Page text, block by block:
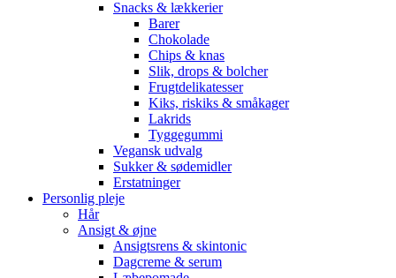
Snacks & lækkerier
Barer
Chokolade
Chips & knas
Slik, drops & bolcher
Frugtdelikatesser
Kiks, riskiks & småkager
Lakrids
Tyggegummi
Vegansk udvalg
Sukker & sødemidler
Erstatninger
Personlig pleje
Hår
Ansigt & øjne
Ansigtsrens & skintonic
Dagcreme & serum